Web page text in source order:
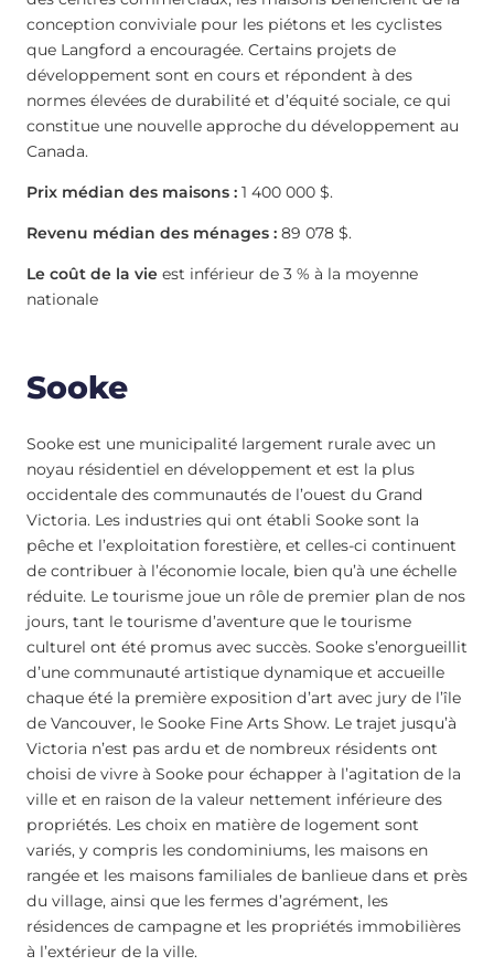
conception conviviale pour les piétons et les cyclistes
que Langford a encouragée. Certains projets de
développement sont en cours et répondent à des
normes élevées de durabilité et d’équité sociale, ce qui
constitue une nouvelle approche du développement au
Canada.
Prix médian des maisons : 1 400 000 $.
Revenu médian des ménages : 89 078 $.
Le coût de la vie est inférieur de 3 % à la moyenne
nationale
Sooke
Sooke est une municipalité largement rurale avec un
noyau résidentiel en développement et est la plus
occidentale des communautés de l’ouest du Grand
Victoria. Les industries qui ont établi Sooke sont la
pêche et l’exploitation forestière, et celles-ci continuent
de contribuer à l’économie locale, bien qu’à une échelle
réduite. Le tourisme joue un rôle de premier plan de nos
jours, tant le tourisme d’aventure que le tourisme
culturel ont été promus avec succès. Sooke s’enorgueillit
d’une communauté artistique dynamique et accueille
chaque été la première exposition d’art avec jury de l’île
de Vancouver, le Sooke Fine Arts Show. Le trajet jusqu’à
Victoria n’est pas ardu et de nombreux résidents ont
choisi de vivre à Sooke pour échapper à l’agitation de la
ville et en raison de la valeur nettement inférieure des
propriétés. Les choix en matière de logement sont
variés, y compris les condominiums, les maisons en
rangée et les maisons familiales de banlieue dans et près
du village, ainsi que les fermes d’agrément, les
résidences de campagne et les propriétés immobilières
à l’extérieur de la ville.